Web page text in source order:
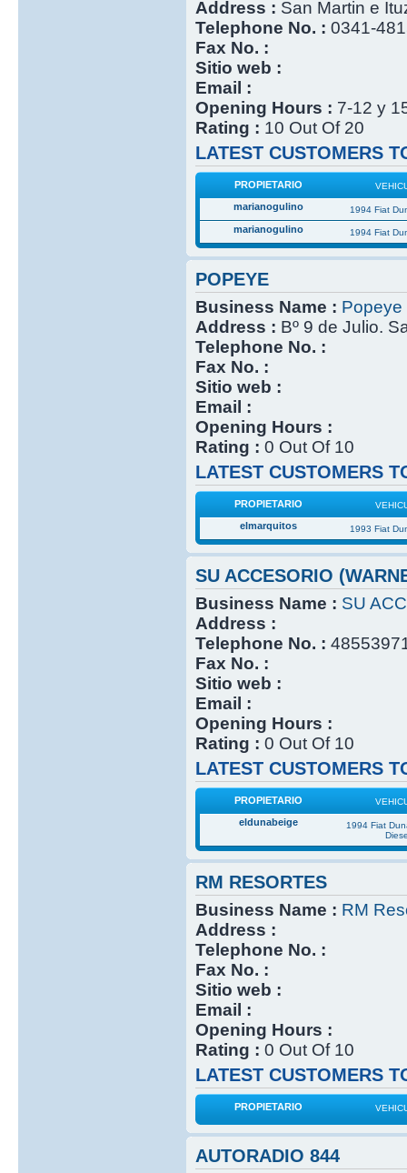
Address : San Martin e
Telephone No. : 0341-
Fax No. :
Sitio web :
Email :
Opening Hours : 7-12 y
Rating : 10 Out Of 20
LATEST CUSTOMERS
PROPIETARIO
marianogulino 1994 Fiat
marianogulino 1994 Fiat
POPEYE
Business Name : Popeye
Address : Bº 9 de Julio.
Telephone No. :
Fax No. :
Sitio web :
Email :
Opening Hours :
Rating : 0 Out Of 10
LATEST CUSTOMERS
PROPIETARIO
elmarquitos 1993 Fiat
SU ACCESORIO
Business Name : SU
Address :
Telephone No. :
Fax No. :
Sitio web :
Email :
Opening Hours :
Rating : 0 Out Of 10
LATEST CUSTOMERS
PROPIETARIO
eldunabeige
1994 Fiat
RM RESORTES
Business Name : RM
Address :
Telephone No. :
Fax No. :
Sitio web :
Email :
Opening Hours :
Rating : 0 Out Of 10
LATEST CUSTOMERS
PROPIETARIO
AUTORADIO 844